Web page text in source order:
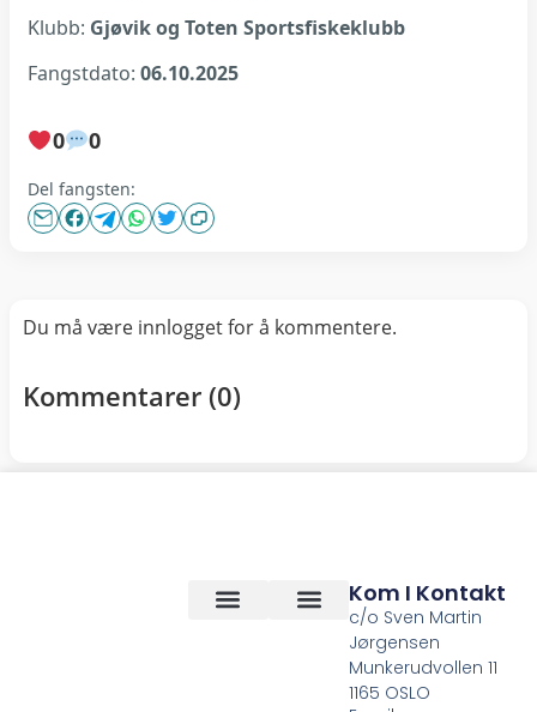
Klubb: Gjøvik og Toten Sportsfiskeklubb
Fangstdato: 06.10.2025
0 0
Del fangsten:
Du må være innlogget for å kommentere.
Kommentarer (0)
Kom I Kontakt
c/o Sven Martin
Jørgensen
Munkerudvollen 11
1165 OSLO